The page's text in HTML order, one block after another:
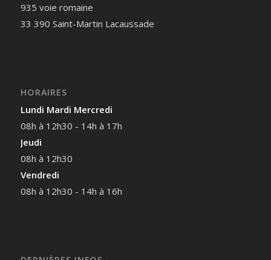
935 voie romaine
33 390 Saint-Martin Lacaussade
HORAIRES
Lundi Mardi Mercredi
08h à 12h30 - 14h à 17h
Jeudi
08h à 12h30
Vendredi
08h à 12h30 - 14h à 16h